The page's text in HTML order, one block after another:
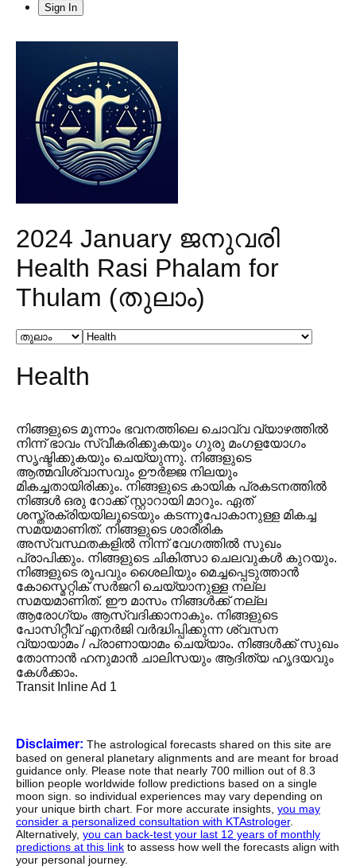
Sign In
2024 January ജനുവരി
Health Rasi Phalam for
Thulam (തുലാം)
Health
നിങ്ങളുടെ മൂന്നാം ഭവനത്തിലെ ചൊവ്വ വ്യാഴത്തിൽ
നിന്ന് ഭാവം സ്വീകരിക്കുകയും ഗുരു മംഗളയോഗം
സൃഷ്ടിക്കുകയും ചെയ്യുന്നു. നിങ്ങളുടെ
ആത്മവിശ്വാസവും ഊർജ്ജ നിലയും
മികച്ചതായിരിക്കും. നിങ്ങളുടെ കായിക പ്രകടനത്തിൽ
നിങ്ങൾ ഒരു റോക്ക് സ്റ്റാറായി മാറും. ഏത്
ശസ്ത്രക്രിയയിലൂടെയും കടന്നുപോകാനുള്ള മികച്ച
സമയമാണിത്. നിങ്ങളുടെ ശാരീരിക
അസ്വസ്ഥതകളിൽ നിന്ന് വേഗത്തിൽ സുഖം
പ്രാപിക്കും. നിങ്ങളുടെ ചികിത്സാ ചെലവുകൾ കുറയും.
നിങ്ങളുടെ രൂപവും ശൈലിയും മെച്ചപ്പെടുത്താൻ
കോസ്മെറ്റിക് സർജറി ചെയ്യാനുള്ള നല്ല
സമയമാണിത്. ഈ മാസം നിങ്ങൾക്ക് നല്ല
ആരോഗ്യം ആസ്വദിക്കാനാകും. നിങ്ങളുടെ
പോസിറ്റീവ് എനർജി വർദ്ധിപ്പിക്കുന്ന ശ്വസന
വ്യായാമം / പ്രാണായാമം ചെയ്യാം. നിങ്ങൾക്ക് സുഖം
തോന്നാൻ ഹനുമാൻ ചാലിസയും ആദിത്യ ഹൃദയവും
കേൾക്കാം.
Transit Inline Ad 1
Disclaimer: The astrological forecasts shared on this site are
based on general planetary alignments and are meant for broad
guidance only. Please note that nearly 700 million out of 8.3
billion people worldwide follow predictions based on a single
moon sign. so individual experiences may vary depending on
your unique birth chart. For more accurate insights, you may
consider a personalized consultation with KTAstrologer.
Alternatively, you can back-test your last 12 years of monthly
predictions at this link to assess how well the forecasts align with
your personal journey.